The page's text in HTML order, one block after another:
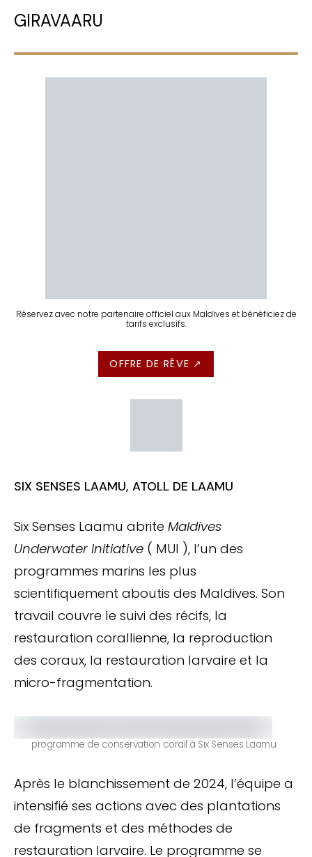
GIRAVAARU
Réservez avec notre partenaire officiel aux Maldives et bénéficiez de
tarifs exclusifs.
OFFRE DE RÊVE ↗
SIX SENSES LAAMU, ATOLL DE LAAMU
Six Senses Laamu abrite Maldives
Underwater Initiative ( MUI ), l’un des
programmes marins les plus
scientifiquement aboutis des Maldives. Son
travail couvre le suivi des récifs, la
restauration corallienne, la reproduction
des coraux, la restauration larvaire et la
micro-fragmentation.
programme de conservation corail à Six Senses Laamu
Après le blanchissement de 2024, l’équipe a
intensifié ses actions avec des plantations
de fragments et des méthodes de
restauration larvaire. Le programme se